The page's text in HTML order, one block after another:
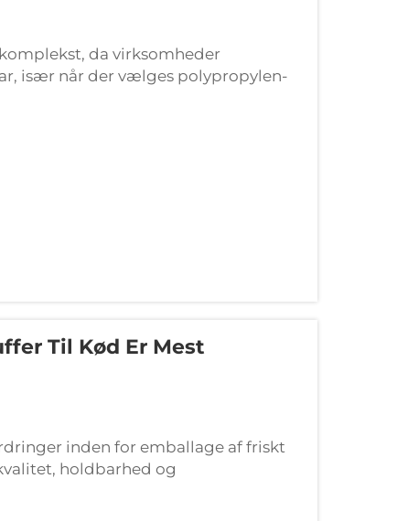
da virksomheder
især når der vælges polypropylen-
Til Kød Er Mest
inden for emballage af friskt
holdbarhed og
til kød til kommerciel
funktioner...